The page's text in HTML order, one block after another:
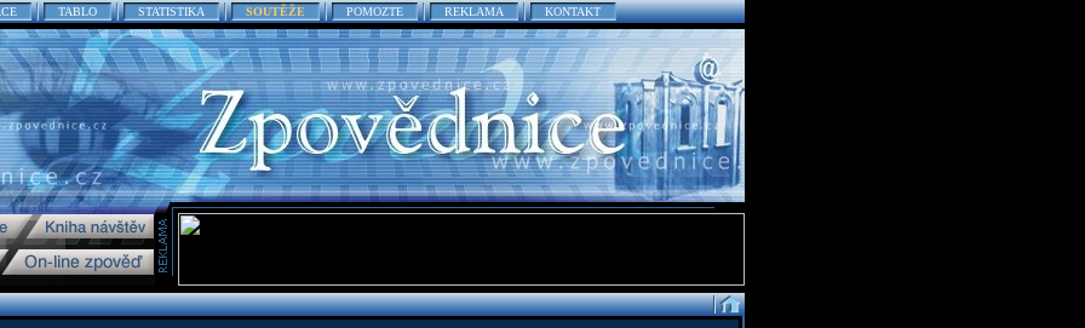
TABLO STATISTIKA SOUTĚŽE POMOZTE REKLAMA KONTAKT